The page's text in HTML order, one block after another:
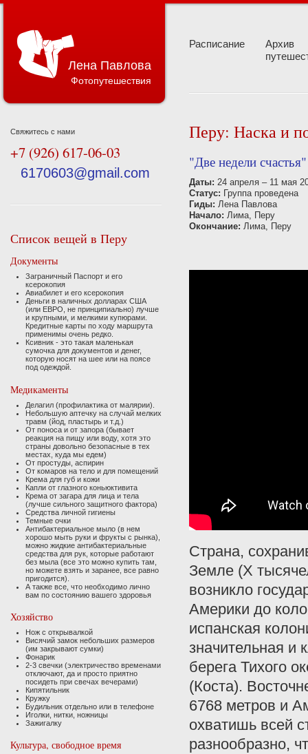
Лена Павлова
Фотопутешествия
Расписание
Архив
Свяжитесь с нами
+7 (926) 617-06-03
6170603@gmail.com
Список вещей в Перу
Документы
Заграничный Паспорт и его
ксерокопия
Авиабилет и его ксерокопия
Деньги в наличных долларах США
(или ЕВРО, не принципиально) лучше
и крупными, и мелкими купюрами.
Кредитные карты по ходу маршрута
применимы очень редко.
Ксивник - это такая маленькая
сумочка для документов и денег,
которую носят на шее или на поясе
под одеждой.
Медикаменты
Делагил (профилактика от малярии).
Небольшую аптечку на случай мелких
травм (йод, пластырь и т.д.)
От поноса и от запора (бывает
реакция на пищу или воду, хотя это
страны довольно безопасные в тех
местах, куда мы едем)
От простуды, аспирин
От комаров на тело и для помещений
Крема для губ и кожи
Капли от глазного коньюктивита
Крема от загара для лица и тела
(лучше сильного защитного фактора)
Средства личной гигиены
Темные очки
Антибактериальное мыло (в нем
хорошо мыть руки и фрукты с рынка),
можно жидкие антибактериальные
средства для рук, которые работают
без мыла (все это можно купить там,
но можете взять и заранее, все равно
пригодится).
А также все, что необходимо лично
вам по состоянию вашего здоровья
Хозяйство
Нож с открывалкой
Висячий замок небольших размеров
(им закрывают сумки)
Фонарик
2-3 свечки (электричество временами
отключают, да и просто приятно
посидеть при свечах вечерами)
Кипятильник
Кружку
Будильник отдельно или в телефоне
Иголки, нитки, ножницы
Зажигалку
Культура, свободное время
Перу: Наска и
"Две недели
Даты: 24 апреля – 11 мая
Статус: Группа проведена
Гиды: Лена Павлова
Начало: Лима, Перу
Окончание: Лима, Перу
Страна,
Земле (Х
возникло
Америки до
испанская
значительная и
берега Тихого
(Коста).
6768 метров и
охватишь всей
разнообразно,